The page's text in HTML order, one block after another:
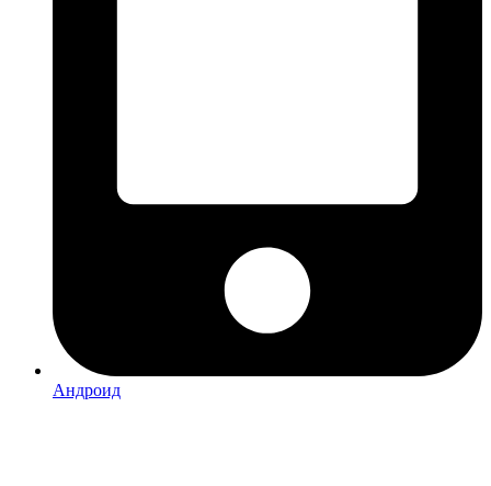
Андроид